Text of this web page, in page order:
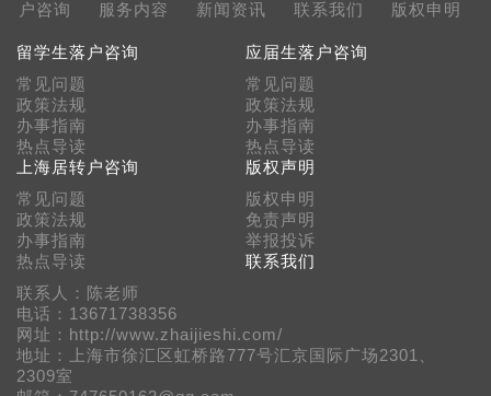
户咨询
服务内容 新闻资讯 联系我们 版权申明
留学生落户咨询
常见问题
政策法规
办事指南
热点导读
应届生落户咨询
常见问题
政策法规
办事指南
热点导读
上海居转户咨询
常见问题
政策法规
办事指南
热点导读
版权声明
版权申明
免责声明
举报投诉
联系我们
联系人：陈老师
电话：13671738356
网址：http://www.zhaijieshi.com/
地址：上海市徐汇区虹桥路777号汇京国际广场2301、
2309室